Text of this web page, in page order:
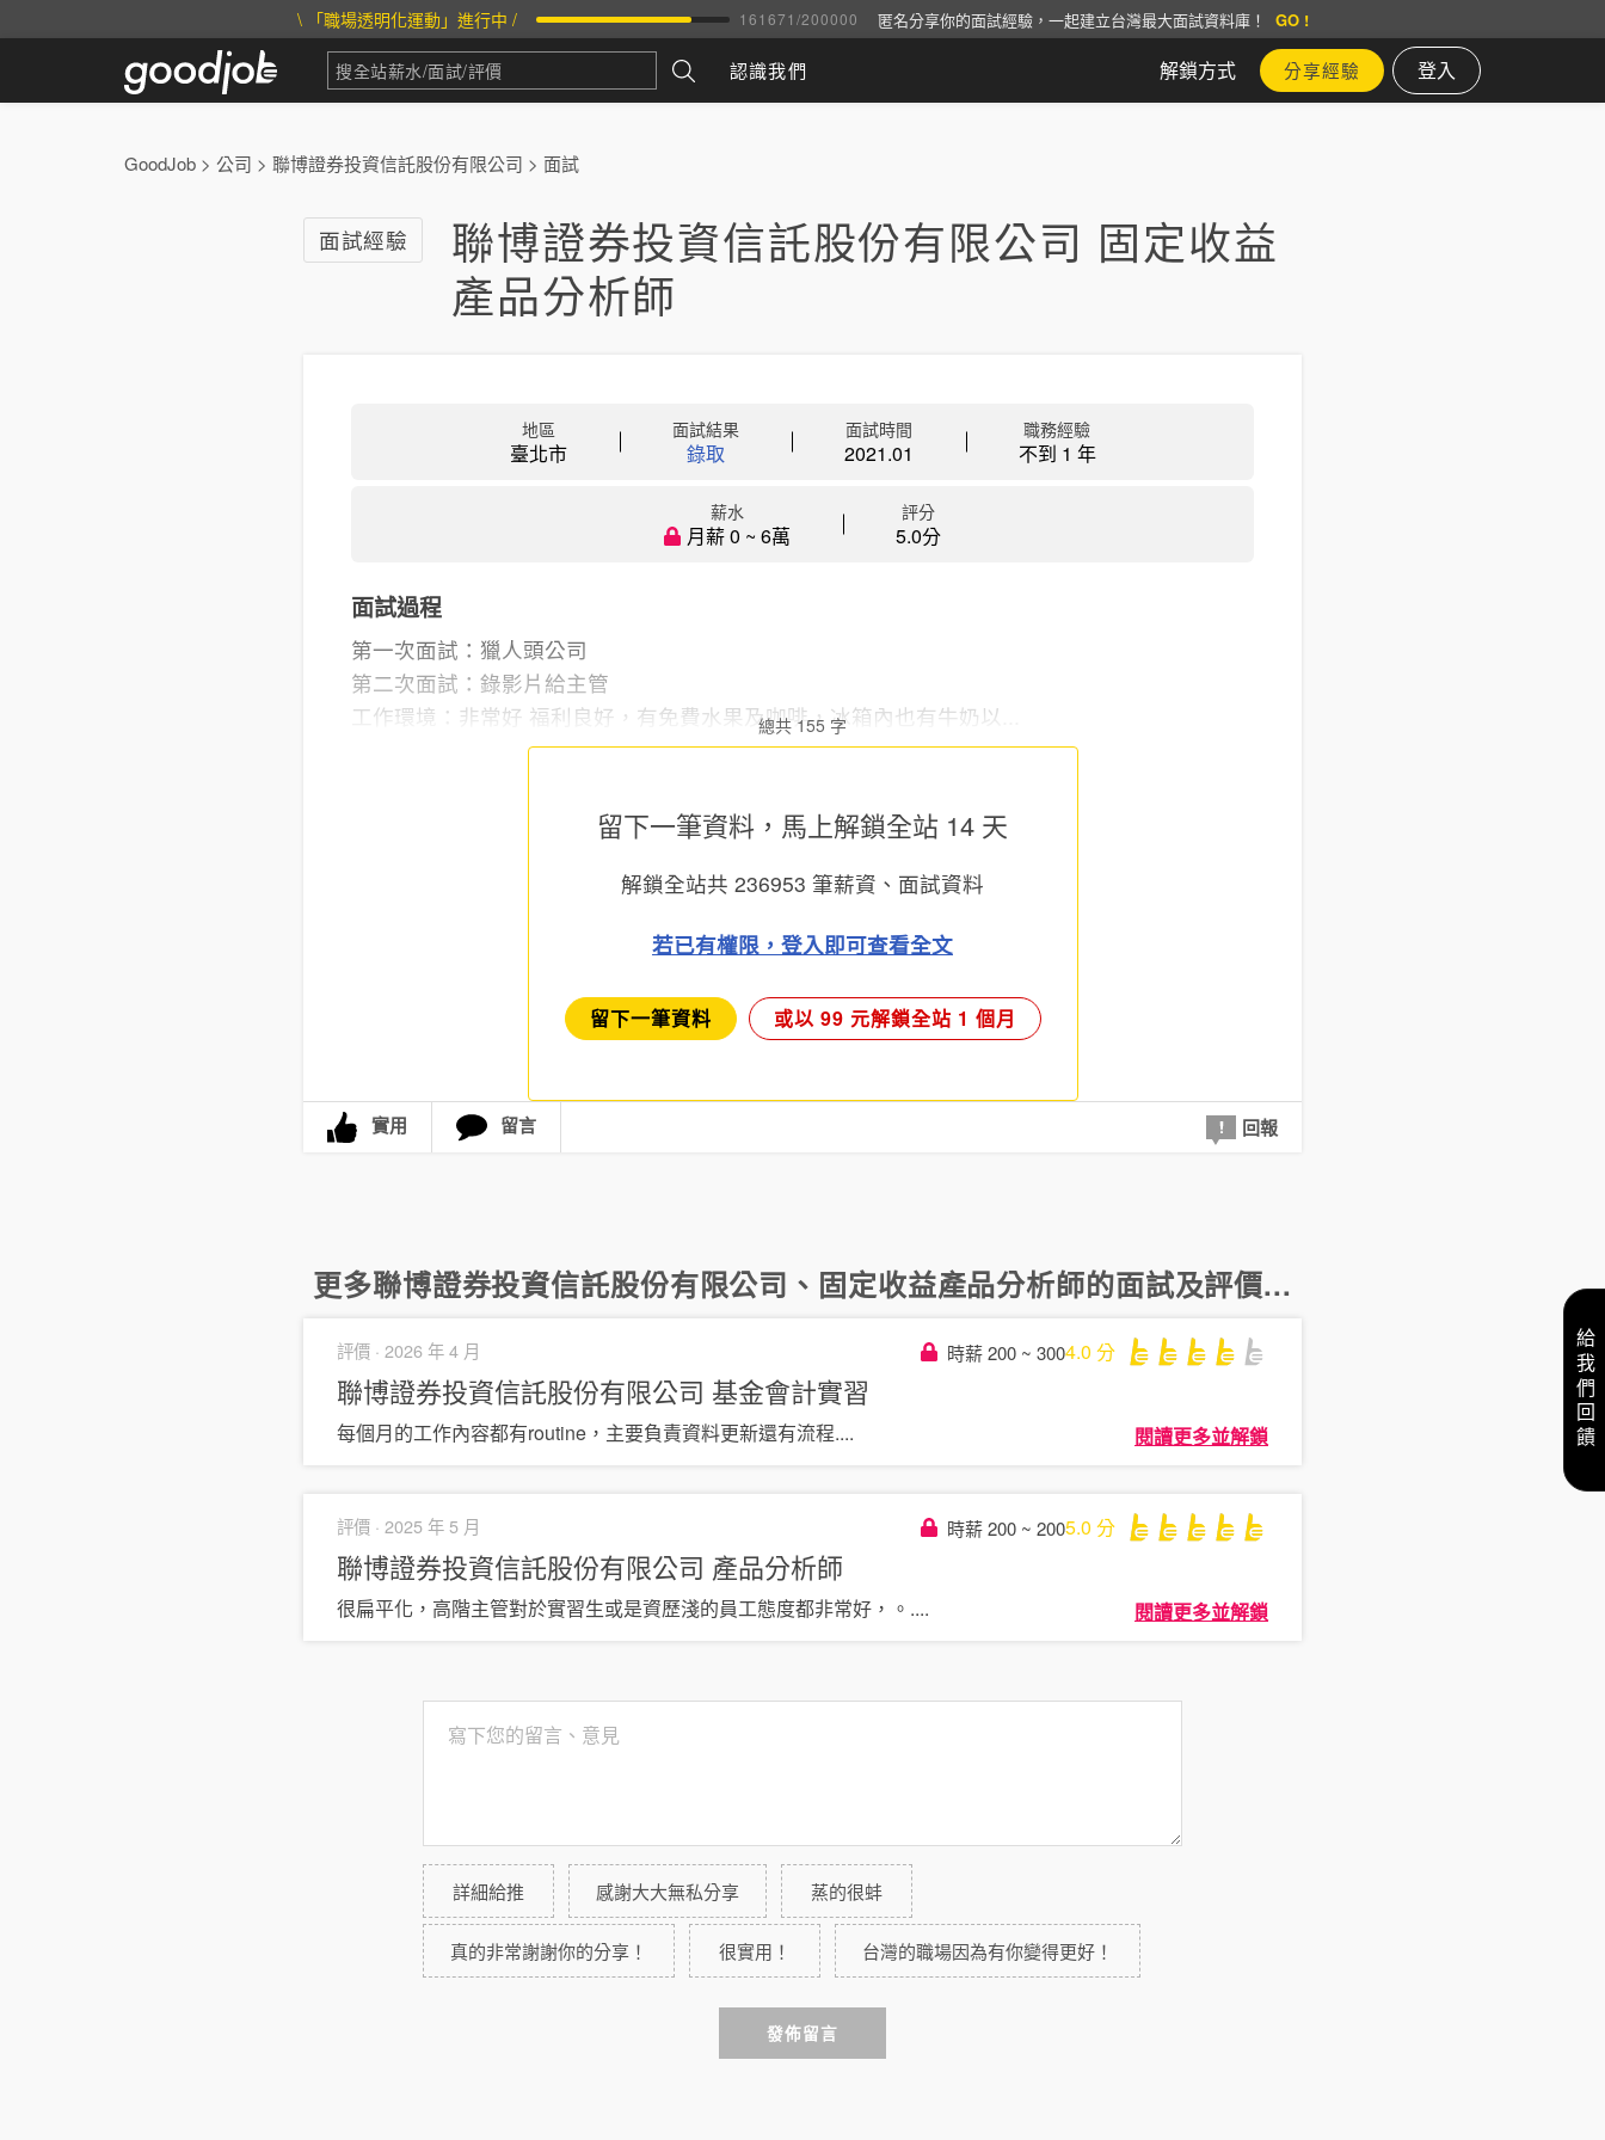
\ 「職場透明化運動」進行中 / 161671 /200000 匿名分享你的面試經驗，一起建立台灣最大面試資料庫！ GO !
認識我們 解鎖方式 分享經驗 登入
GoodJob > 公司 > 聯博證券投資信託股份有限公司 > 面試
面試經驗
聯博證券投資信託股份有限公司 固定收益
產品分析師
地區
臺北市
面試結果
錄取
面試時間
2021.01
職務經驗
不到 1 年
薪水
月薪 0 ~ 6萬
評分
5.0分
面試過程
第一次面試：獵人頭公司
第二次面試：錄影片給主管
工作環境：非常好 福利良好，有免費水果及咖啡，冰箱內也有牛奶以...
總共 155 字
留下一筆資料，馬上解鎖全站 14 天
解鎖全站共 236953 筆薪資、面試資料
若已有權限，登入即可查看全文
留下一筆資料 或以 99 元解鎖全站 1 個月
實用 留言 回報
更多聯博證券投資信託股份有限公司 、 固定收益產品分析師的面試及評價...
評價 · 2026 年 4 月 時薪 200 ~ 3004.0 分
聯博證券投資信託股份有限公司 基金會計實習
每個月的工作內容都有routine，主要負責資料更新還有流程.... 閱讀更多並解鎖
評價 · 2025 年 5 月 時薪 200 ~ 2005.0 分
聯博證券投資信託股份有限公司 產品分析師
很扁平化，高階主管對於實習生或是資歷淺的員工態度都非常好，。 .... 閱讀更多並解鎖
詳細給推 感謝大大無私分享 蒸的很蚌
真的非常謝謝你的分享！ 很實用！ 台灣的職場因為有你變得更好！
發佈留言
給我們回饋